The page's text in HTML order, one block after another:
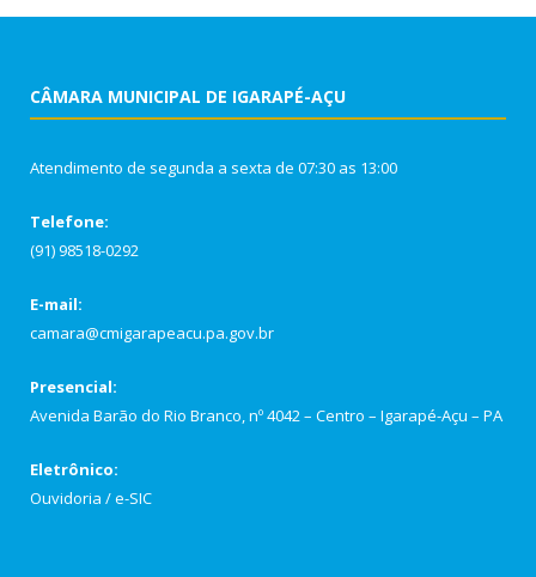
CÂMARA MUNICIPAL DE IGARAPÉ-AÇU
Atendimento de segunda a sexta de 07:30 as 13:00
Telefone:
(91) 98518-0292
E-mail:
camara@cmigarapeacu.pa.gov.br
Presencial:
Avenida Barão do Rio Branco, nº 4042 – Centro – Igarapé-Açu – PA
Eletrônico:
Ouvidoria /e-SIC